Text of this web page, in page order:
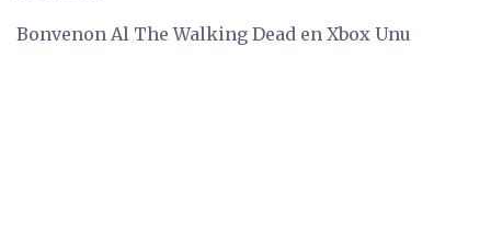
Bonvenon Al The Walking Dead en Xbox Unu